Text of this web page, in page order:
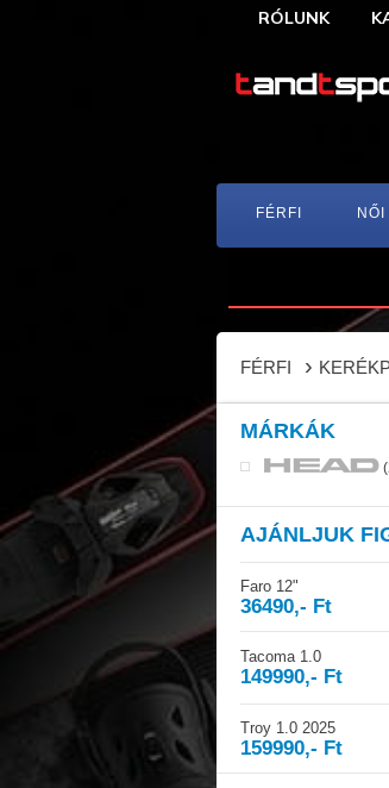
RÓLUNK
FÉRFI NŐI
FÉRFI
MÁRKÁK
AJÁNLJUK
Faro 12"
36490,- Ft
Tacoma 1.0
149990,- Ft
Troy 1.0 2025
159990,- Ft